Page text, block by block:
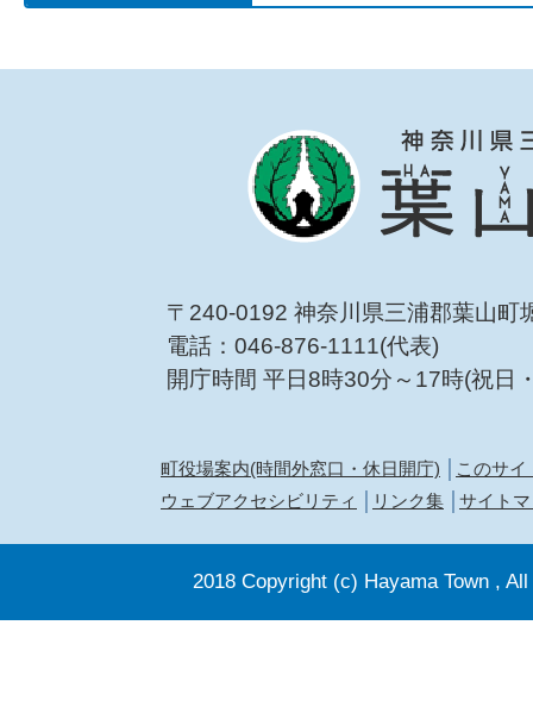
〒240-0192 神奈川県三浦郡葉山町
電話：046-876-1111(代表)
開庁時間 平日8時30分～17時(祝日
町役場案内(時間外窓口・休日開庁)
このサイ
ウェブアクセシビリティ
リンク集 サイト
2018 Copyright (c) Hayama Town ,